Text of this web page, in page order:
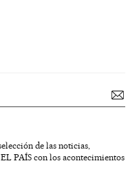
de las noticias,
PAÍS con los acontecimientos